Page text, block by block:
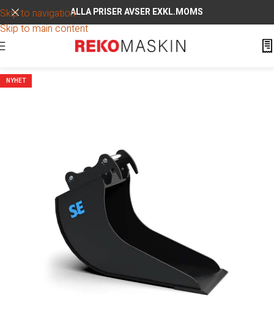
Skip to navigation
Skip to main content
ALLA PRISER AVSER EXKL.MOMS
NYHET